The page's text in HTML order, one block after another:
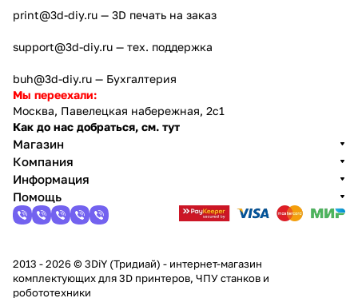
print@3d-diy.ru — 3D печать на заказ
support@3d-diy.ru — тех. поддержка
buh@3d-diy.ru — Бухгалтерия
Мы переехали:
Москва, Павелецкая набережная, 2с1
Как до нас добраться, см. тут
Магазин
Компания
Информация
Помощь
2013 - 2026 © 3DiY (Тридиай) - интернет-магазин
комплектующих для 3D принтеров, ЧПУ станков и
робототехники